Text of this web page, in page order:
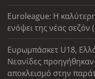
Euroleague: Η
ενόψει της νέας σεζόν
Ευρωμπάσκετ U18,
Νεανίδες
αποκλεισμό στην